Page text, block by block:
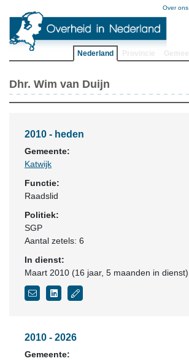
Over ons
Nederland
Dhr. Wim van Duijn
2010 - heden
Gemeente:
Katwijk
Functie:
Raadslid
Politiek:
SGP
Aantal zetels: 6
In dienst:
Maart 2010 (16 jaar, 5 maanden in dienst)
2010 - 2026
Gemeente: